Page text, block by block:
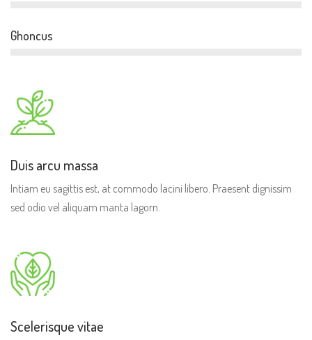
Ghoncus
Duis arcu massa
Intiam eu sagittis est, at commodo lacini libero. Praesent dignissim
sed odio vel aliquam manta lagorn.
Scelerisque vitae